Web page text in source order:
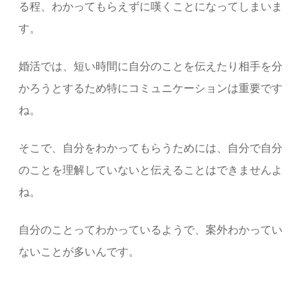
る程、わかってもらえずに嘆くことになってしまいま
す。
婚活では、短い時間に自分のことを伝えたり相手を分
かろうとするため特にコミュニケーションは重要です
ね。
そこで、自分をわかってもらうためには、自分で自分
のことを理解していないと伝えることはできませんよ
ね。
自分のことってわかっているようで、案外わかってい
ないことが多いんです。